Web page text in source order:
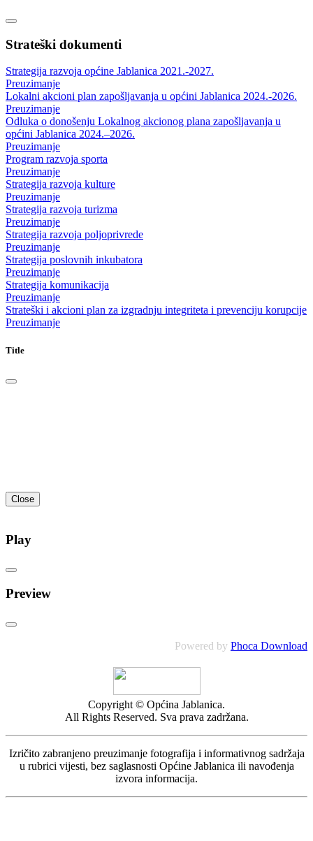
Strateški dokumenti
Strategija razvoja općine Jablanica 2021.-2027.
Preuzimanje
Lokalni akcioni plan zapošljavanja u općini Jablanica 2024.-2026.
Preuzimanje
Odluka o donošenju Lokalnog akcionog plana zapošljavanja u
općini Jablanica 2024.–2026.
Preuzimanje
Program razvoja sporta
Preuzimanje
Strategija razvoja kulture
Preuzimanje
Strategija razvoja turizma
Preuzimanje
Strategija razvoja poljoprivrede
Preuzimanje
Strategija poslovnih inkubatora
Preuzimanje
Strategija komunikacija
Preuzimanje
Strateški i akcioni plan za izgradnju integriteta i prevenciju korupcije
Preuzimanje
Title
Close
Play
Preview
Powered by Phoca Download
Copyright © Općina Jablanica.
All Rights Reserved. Sva prava zadržana.
Izričito zabranjeno preuzimanje fotografija i informativnog sadržaja
u rubrici vijesti, bez saglasnosti Općine Jablanica ili navođenja
izvora informacija.